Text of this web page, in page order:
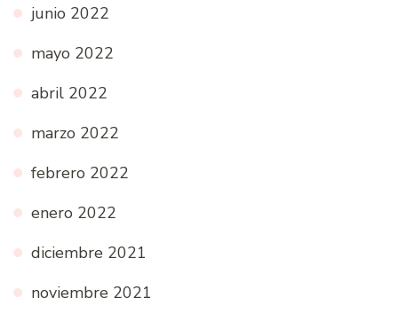
junio 2022
mayo 2022
abril 2022
marzo 2022
febrero 2022
enero 2022
diciembre 2021
noviembre 2021